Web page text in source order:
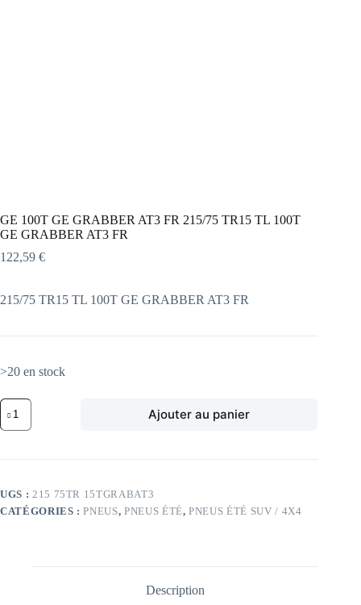
GE 100T GE GRABBER AT3 FR 215/75 TR15 TL 100T
GE GRABBER AT3 FR
122,59 €
215/75 TR15 TL 100T GE GRABBER AT3 FR
>20 en stock
quantité
de
GE
GE
FR
215/75
Ajouter au panier
UGS : 215 75TR 15TGRABAT3
CATÉGORIES :PNEUS,PNEUS ÉTÉ,PNEUS ÉTÉ SUV / 4X4
Description